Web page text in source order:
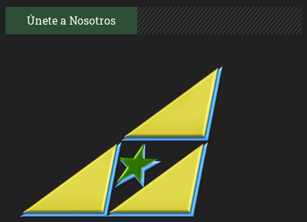
Únete a Nosotros